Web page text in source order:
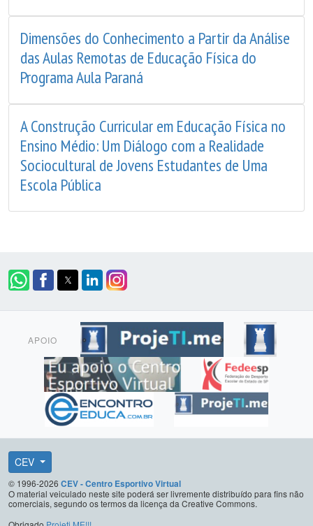
Dimensões do Conhecimento a Partir da Análise
das Aulas Remotas de Educação Física do
Programa Aula Paraná
A Construção Curricular em Educação Física no
Ensino Médio: Um Diálogo com a Realidade
Sociocultural de Jovens Estudantes de Uma
Escola Pública
APOIO
CEV
© 1996-2026 CEV - Centro Esportivo Virtual
O material veiculado neste site poderá ser livremente distribuído para fins não
comerciais, segundo os termos da licença da Creative Commons.